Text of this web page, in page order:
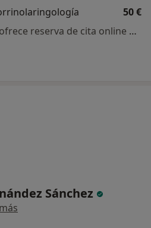
50 €
Este especialista no ofrece reserva de cita online en esta dirección.
Sánchez